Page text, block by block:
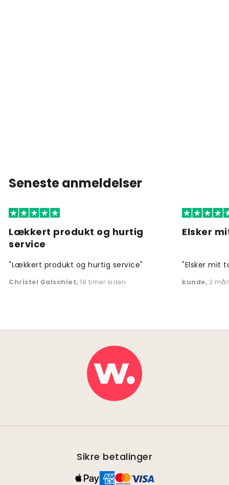
Seneste anmeldelser
Lækkert produkt og hurtig
service
"Lækkert produkt og hurtig service"
Christel Galschiøt, 18 timer siden
Elsker
"Elsker mit
kunde, 2
Sikre betalinger